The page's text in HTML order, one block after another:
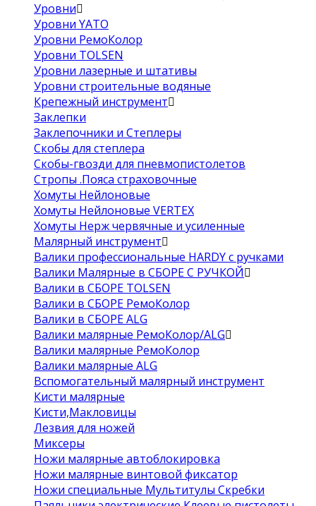
Уровни
Уровни YATO
Уровни РемоКолор
Уровни TOLSEN
Уровни лазерные и штативы
Уровни строительные водяные
Крепежный инструмент
Заклепки
Заклепочники и Степлеры
Скобы для степлера
Скобы-гвозди для пневмопистолетов
Стропы .Пояса страховочные
Хомуты Нейлоновые
Хомуты Нейлоновые VERTEX
Хомуты Нерж червячные и усиленные
Малярный инструмент
Валики профессиональные HARDY с ручками
Валики Малярные в СБОРЕ С РУЧКОЙ
Валики в СБОРЕ TOLSEN
Валики в СБОРЕ РемоКолор
Валики в СБОРЕ ALG
Валики малярные РемоКолор/ALG
Валики малярные РемоКолор
Валики малярные ALG
Вспомогательный малярный инструмент
Кисти малярные
Кисти,Макловицы
Лезвия для ножей
Миксеры
Ножи малярные автоблокировка
Ножи малярные винтовой фиксатор
Ножи специальные Мультитулы Скребки